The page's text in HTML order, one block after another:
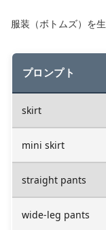
服装（ボトムズ）を
プロンプト
skirt
mini skirt
straight pants
wide-leg pants